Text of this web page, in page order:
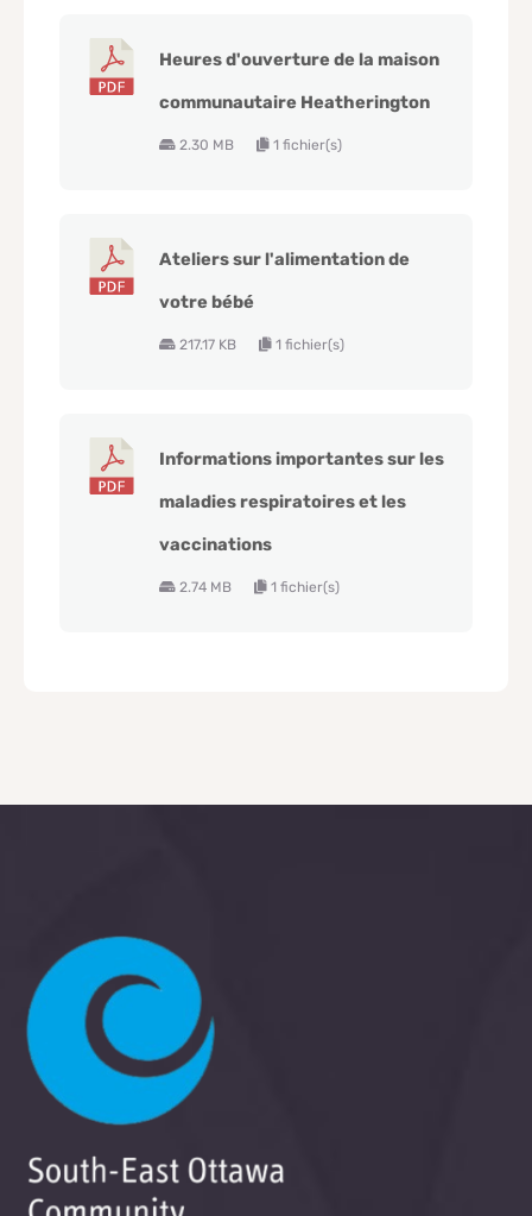
Heures d'ouverture de la maison
communautaire Heatherington
2.30 MB 1 fichier(s)
Ateliers sur l'alimentation de
votre bébé
217.17 KB 1 fichier(s)
Informations importantes sur les
maladies respiratoires et les
vaccinations
2.74 MB 1 fichier(s)